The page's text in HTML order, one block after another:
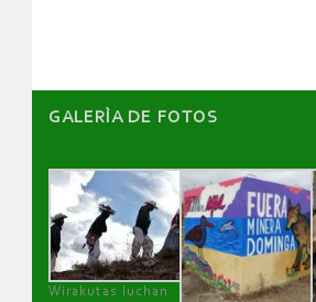
GALERÌA DE FOTOS
Wirakutas luchan